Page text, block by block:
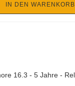
IN DEN WARENKORB